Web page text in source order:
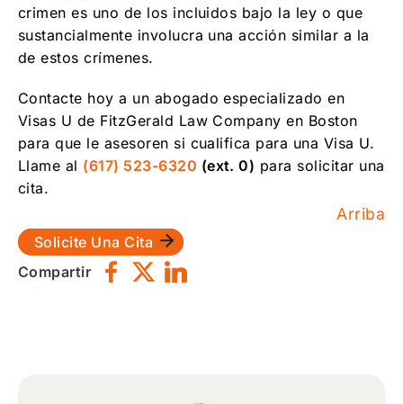
crimen es uno de los incluidos bajo la ley o que
sustancialmente involucra una acción similar a la
de estos crímenes.
Contacte hoy a un abogado especializado en
Visas U de FitzGerald Law Company en Boston
para que le asesoren si cualifica para una Visa U.
Llame al (617) 523-6320 (ext. 0) para solicitar una
cita.
Arriba
Solicite Una Cita
Compartir